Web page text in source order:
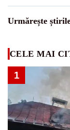
Urmărește
CELE MAI
1